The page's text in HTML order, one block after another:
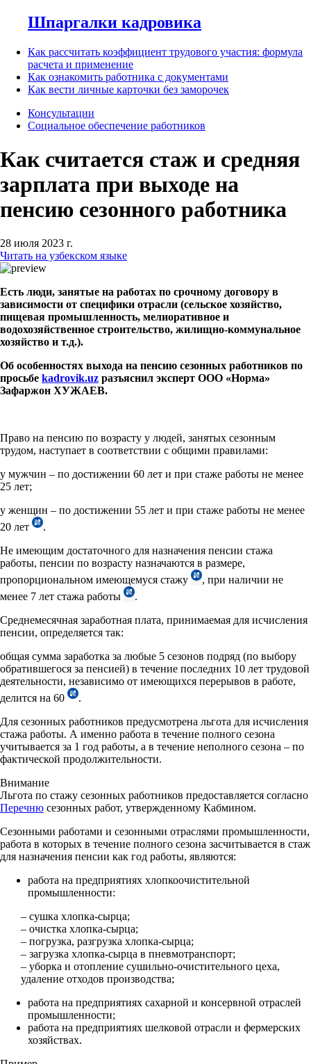
Шпаргалки кадровика
Как рассчитать коэффициент трудового участия: формула
расчета и применение
Как ознакомить работника с документами
Как вести личные карточки без заморочек
Консультации
Социальное обеспечение работников
Как считается стаж и средняя
зарплата при выходе на
пенсию сезонного работника
28 июля 2023 г.
Читать на узбекском языке
Есть люди, занятые на работах по срочному договору в
зависимости от специфики отрасли (сельское хозяйство,
пищевая промышленность, мелиоративное и
водохозяйственное строительство, жилищно-коммунальное
хозяйство и т.д.).
Об особенностях выхода на пенсию сезонных работников по
просьбе kadrovik.uz разъяснил эксперт ООО «Норма»
Зафаржон ХУЖАЕВ.
Право на пенсию по возрасту у людей, занятых сезонным
трудом, наступает в соответствии с общими правилами:
у мужчин – по достижении 60 лет и при стаже работы не менее
25 лет;
у женщин – по достижении 55 лет и при стаже работы не менее
20 лет
.
Не имеющим достаточного для назначения пенсии стажа
работы, пенсии по возрасту назначаются в размере,
пропорциональном имеющемуся стажу
, при наличии не
менее 7 лет стажа работы
.
Среднемесячная заработная плата, принимаемая для исчисления
пенсии, определяется так:
общая сумма заработка за любые 5 сезонов подряд (по выбору
обратившегося за пенсией) в течение последних 10 лет трудовой
деятельности, независимо от имеющихся перерывов в работе,
делится на 60
.
Для сезонных работников предусмотрена льгота для исчисления
стажа работы. А именно работа в течение полного сезона
учитывается за 1 год работы, а в течение неполного сезона – по
фактической продолжительности.
Внимание
Льгота по стажу сезонных работников предоставляется согласно
Перечню сезонных работ, утвержденному Кабмином.
Сезонными работами и сезонными отраслями промышленности,
работа в которых в течение полного сезона засчитывается в стаж
для назначения пенсии как год работы, являются:
работа на предприятиях хлопкоочистительной
промышленности:
– сушка хлопка-сырца;
– очистка хлопка-сырца;
– погрузка, разгрузка хлопка-сырца;
– загрузка хлопка-сырца в пневмотранспорт;
– уборка и отопление сушильно-очистительного цеха,
удаление отходов производства;
работа на предприятиях сахарной и консервной отраслей
промышленности;
работа на предприятиях шелковой отрасли и фермерских
хозяйствах.